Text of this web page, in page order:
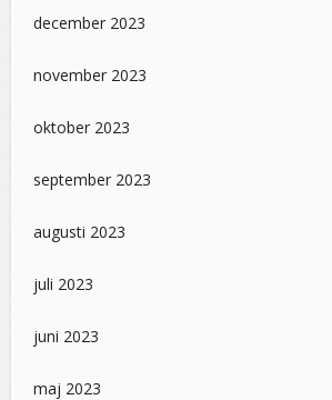
december 2023
november 2023
oktober 2023
september 2023
augusti 2023
juli 2023
juni 2023
maj 2023